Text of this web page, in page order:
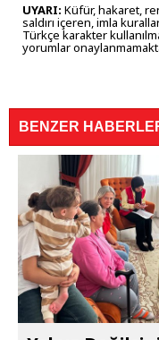
UYARI: Küfür, hakaret,
saldırı içeren, imla
Türkçe karakter
yorumlar
BENZER